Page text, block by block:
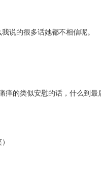
的很多话她都不相信呢。
的类似安慰的话，什么到最